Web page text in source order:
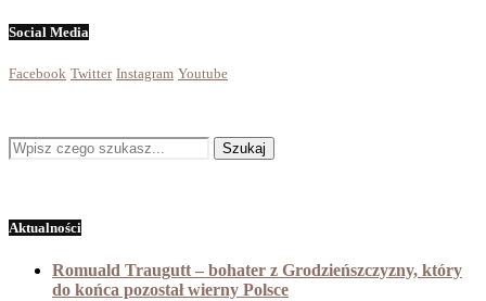
Social Media
Facebook Twitter Instagram Youtube
Aktualności
Romuald Traugutt – bohater z Grodzieńszczyzny, który
do końca pozostał wierny Polsce